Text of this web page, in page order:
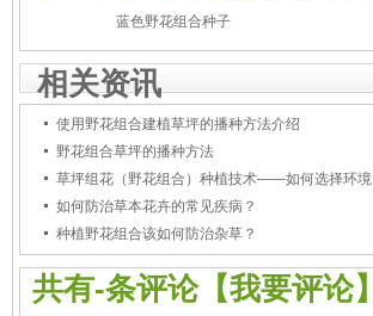
蓝色野花组合种子
相关资讯
使用野花组合建植草坪的播种方法介绍
野花组合草坪的播种方法
草坪组花（野花组合）种植技术——如何选择环境
如何防治草本花卉的常见疾病？
种植野花组合该如何防治杂草？
共有-条评论【我要评论】